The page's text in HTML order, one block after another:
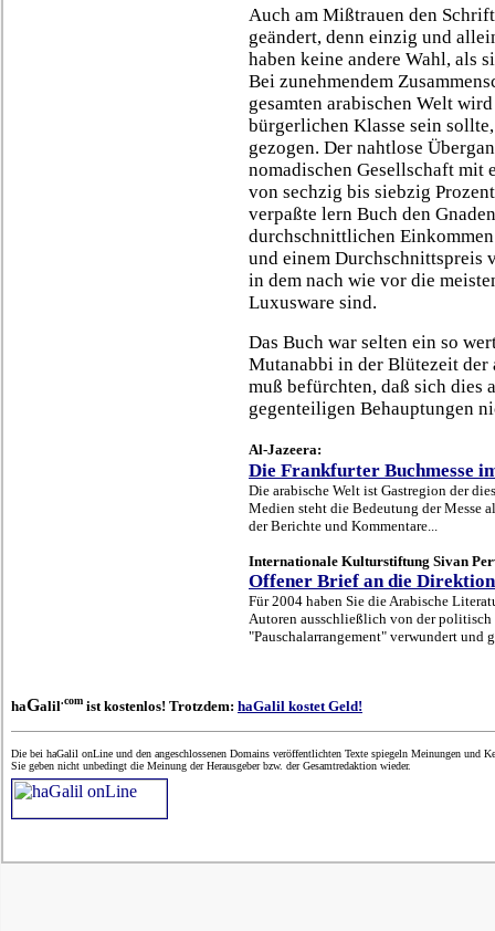
Auch am Mißtrauen den
geändert, denn einzig und
haben keine andere Wahl, als
Bei zunehmendem
gesamten arabischen Welt
bürgerlichen Klasse sein
gezogen. Der nahtlose
nomadischen Gesellschaft mit
von sechzig bis siebzig
verpaßte lern Buch den
durchschnittlichen
und einem Durchschnittspreis
in dem nach wie vor die
Luxusware sind.
Das Buch war selten ein so
Mutanabbi in der Blütezeit der
muß befürchten, daß sich
gegenteiligen Behauptungen
Al-Jazeera:
Die Frankfurter Buchmesse
Die arabische Welt ist Gastregion der
Medien steht die Bedeutung der Messe
der Berichte und Kommentare...
Internationale Kulturstiftung Sivan
Offener Brief an die
Für 2004 haben Sie die Arabische
Autoren ausschließlich von der politisch
"Pauschalarrangement" verwundert
haGalil.com ist kostenlos! Trotzdem: haGalil kostet Geld!
Die bei haGalil onLine und den angeschlossenen Domains veröffentlichten Texte spiegeln Meinungen und
Sie geben nicht unbedingt die Meinung der Herausgeber bzw. der Gesamtredaktion wieder.